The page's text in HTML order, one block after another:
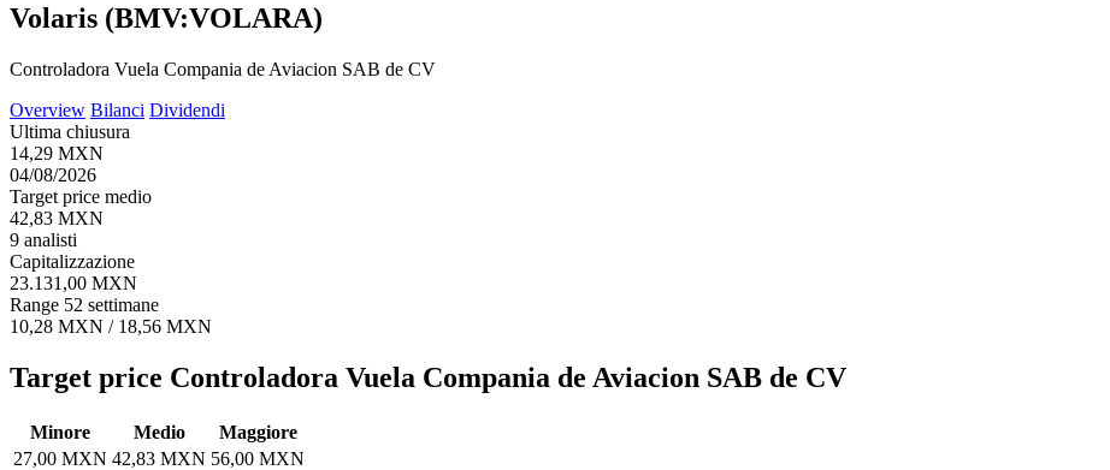
Volaris (BMV:VOLARA)
Controladora Vuela Compania de Aviacion SAB de CV
Overview Bilanci Dividendi
Ultima chiusura
14,29 MXN
04/08/2026
Target price medio
42,83 MXN
9 analisti
Capitalizzazione
23.131,00 MXN
Range 52 settimane
10,28 MXN / 18,56 MXN
Target price Controladora Vuela Compania de Aviacion SAB de CV
Minore Medio
Maggiore
27,00 MXN 42,83 MXN 56,00 MXN